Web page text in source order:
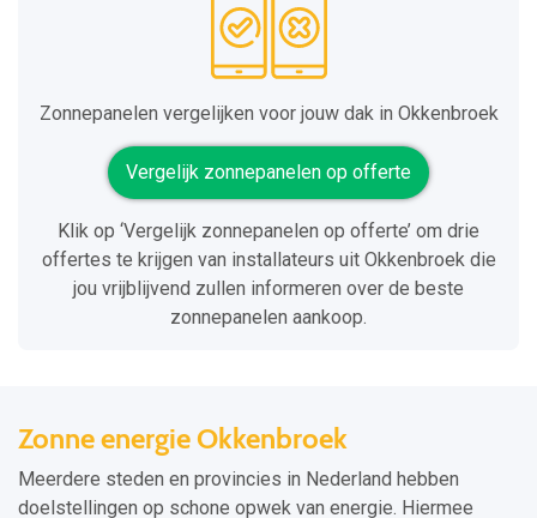
Zonnepanelen vergelijken voor jouw dak in Okkenbroek
Vergelijk zonnepanelen op offerte
Klik op ‘Vergelijk zonnepanelen op offerte’ om drie
offertes te krijgen van installateurs uit Okkenbroek die
jou vrijblijvend zullen informeren over de beste
zonnepanelen aankoop.
Zonne energie Okkenbroek
Meerdere steden en provincies in Nederland hebben
doelstellingen op schone opwek van energie. Hiermee